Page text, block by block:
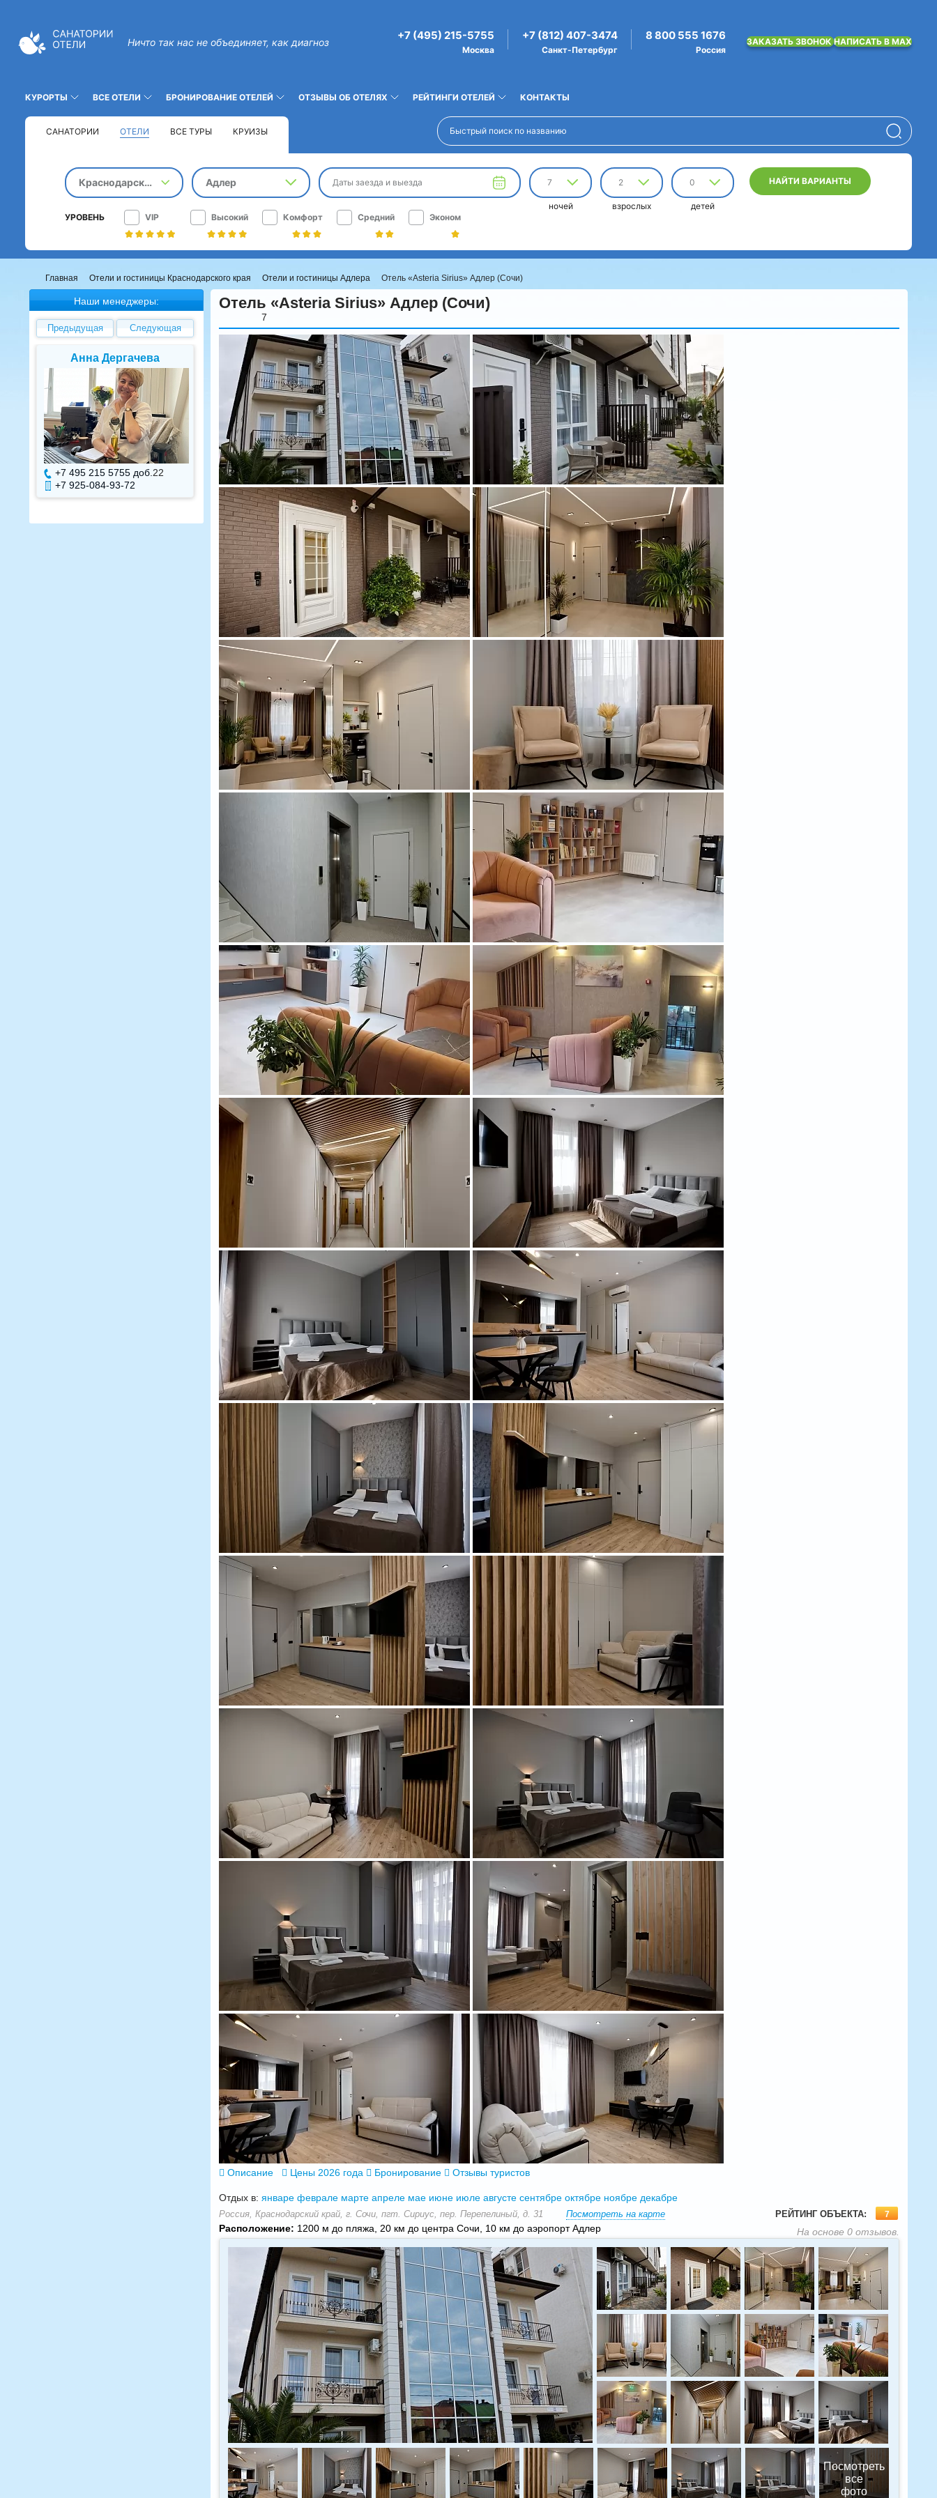
Ничто так нас не объединяет, как диагноз
+7 (495) 215-5755
Москва
+7 (812) 407-3474
Санкт-Петербург
8 800 555 1676
Россия
ЗАКАЗАТЬ ЗВОНОКНАПИСАТЬ В MAX
КУРОРТЫ ВСЕ ОТЕЛИ БРОНИРОВАНИЕ ОТЕЛЕЙ ОТЗЫВЫ ОБ ОТЕЛЯХ РЕЙТИНГИ ОТЕЛЕЙ КОНТАКТЫ
САНАТОРИИ ОТЕЛИ ВСЕ ТУРЫ КРУИЗЫ
Краснодарский край Адлер Даты заезда и выезда 7
ночей
2
взрослых
0
детей
НАЙТИ ВАРИАНТЫ
УРОВЕНЬ VIP Высокий Комфорт Средний Эконом
Главная Отели и гостиницы Краснодарского края Отели и гостиницы Адлера Отель «Asteria Sirius» Адлер (Сочи)
Наши менеджеры:
Предыдущая Следующая
Елена Валуева
+7 495 215 5755 доб. 7
+7 925-084-93-71
Светлана Гарбузова
+7 495 215 5755 доб. 2
+7 925-084-93-70
Александр
+7 495 215 5755 доб.5
+7 925-903-05-93
Отель «Asteria Sirius» Адлер (Сочи)
7
Описание Цены 2026 года Бронирование Отзывы туристов
Отдых в: январе феврале марте апреле мае июне июле августе сентябре октябре ноябре декабре
Россия, Краснодарский край, г. Сочи, пгт. Сириус, пер. Перепелиный, д. 31 Посмотреть на карте
Расположение: 1200 м до пляжа, 20 км до центра Сочи, 10 км до аэропорт Адлер
РЕЙТИНГ ОБЪЕКТА: 7
На основе 0 отзывов.
Посмотреть
все
фото